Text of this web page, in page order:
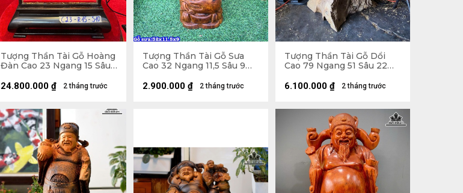
Tượng Thần Tài Gỗ Hoàng
Đàn Cao 23 Ngang 15 Sâu
2 tháng trước
24.800.000 ₫
Tượng Thần Tài Gỗ Sưa
Cao 32 Ngang 11,5 Sâu 9
2 tháng trước
2.900.000 ₫
Tượng Thần Tài Gỗ Dổi
Cao 79 Ngang 51 Sâu 22
2 tháng trước
6.100.000 ₫